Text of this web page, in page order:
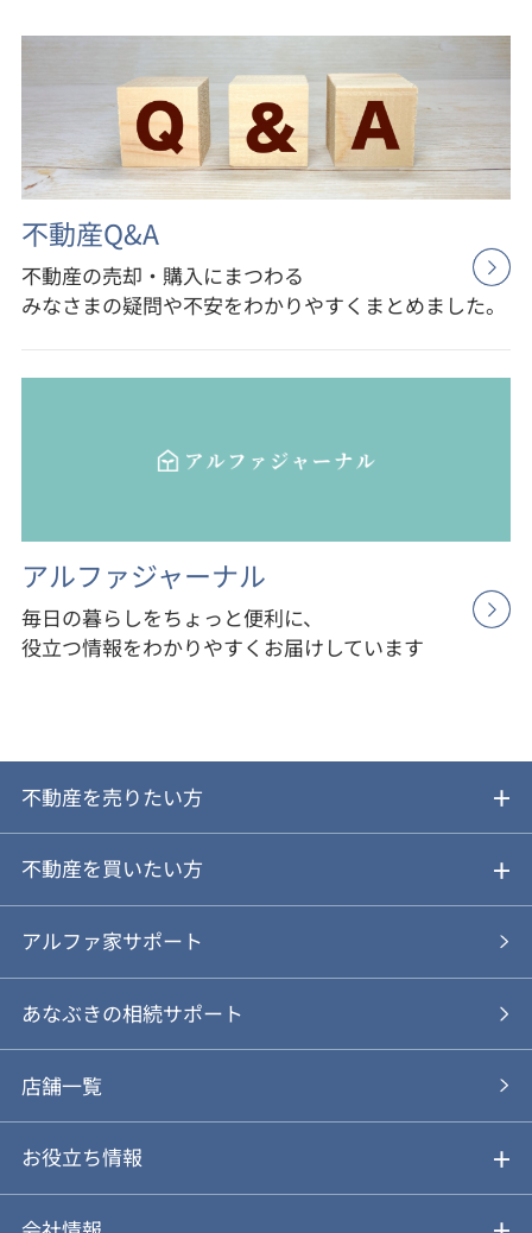
不動産Q&A
不動産の売却・購入にまつわる
みなさまの疑問や不安をわかりやすくまとめました。
アルファジャーナル
毎日の暮らしをちょっと便利に、
役立つ情報をわかりやすくお届けしています
不動産を売りたい方
ご売却ガイド
ご売却の流れ
あなぶきの仲介
あなぶきの買取
仲介と買取のメリット・デメリット
不動産を買いたい方
ご購入ガイド
物件を探す
購入の流れ
購入前も後も安心サポート
アルファ家サポート
あなぶきの相続サポート
店舗一覧
お役立ち情報